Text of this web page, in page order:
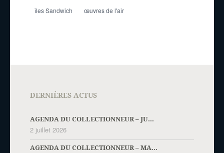
îles Sandwich
œuvres de l'air
DERNIÈRES ACTUS
AGENDA DU COLLECTIONNEUR – JU...
2 juillet 2026
AGENDA DU COLLECTIONNEUR – MA...